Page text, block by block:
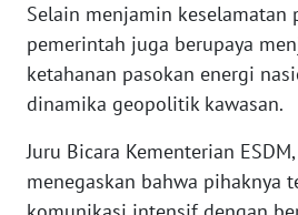
Selain menjamin keselamatan
pemerintah juga berupaya
ketahanan pasokan energi
dinamika geopolitik kawasan.
Juru Bicara Kementerian
menegaskan bahwa pihaknya
DISCLAIMER
Wahana
Regional